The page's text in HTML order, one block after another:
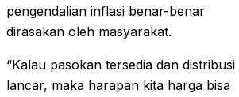
pengendalian inflasi benar-benar
dirasakan oleh masyarakat.
“Kalau pasokan tersedia dan distribusi
lancar, maka harapan kita harga bisa